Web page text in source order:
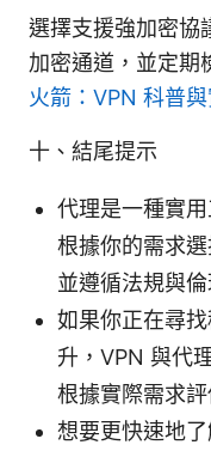
選擇支援強加密協
加密通道，並定期
火箭：VPN 科普
十、結尾提示
代理是一種實
根據你的需求
並遵循法規與倫
如果你正在尋
升，VPN 與代
根據實際需求評
想要更快速地